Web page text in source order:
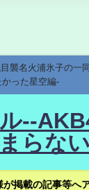
襲名火浦氷子の一
った星空編-
--
らな
が掲載の記事等へ